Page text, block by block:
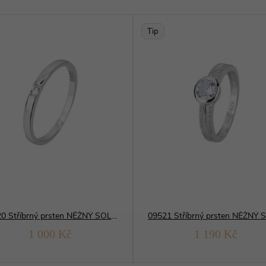
13320 Stříbrný prsten NĚŽNÝ SOLITÉR
1 000 Kč
Tip
1 190 Kč